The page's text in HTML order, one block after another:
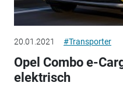
20.01.2021 #Transporter
Opel Combo e-
elektrisch